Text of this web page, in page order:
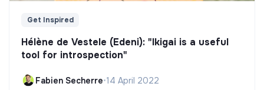
Get Inspired
Hélène de Vestele (Edeni): "Ikigai is a useful
tool for introspection"
Fabien Secherre•14 April 2022